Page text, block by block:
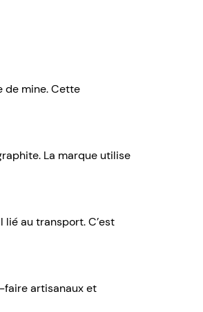
de mine. Cette
La marque utilise
au transport. C’est
faire artisanaux et